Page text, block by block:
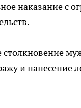
наказание с
столкновение
и нанесение